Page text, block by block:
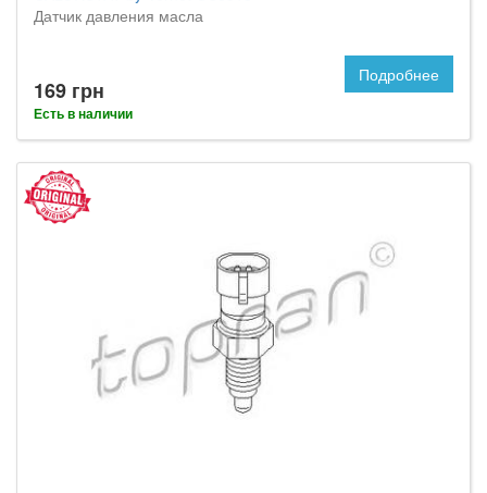
Датчик давления масла
169 грн
Есть в наличии
Подробнее